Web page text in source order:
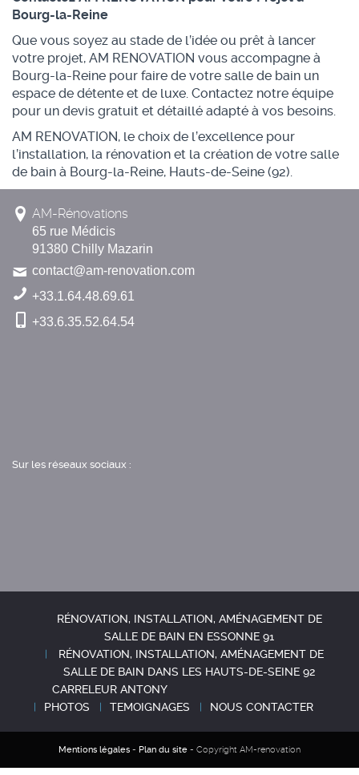
Bourg-la-Reine
Que vous soyez au stade de l’idée ou prêt à lancer
votre projet, AM RENOVATION vous accompagne à
Bourg-la-Reine pour faire de votre salle de bain un
espace de détente et de luxe. Contactez notre équipe
pour un devis gratuit et détaillé adapté à vos besoins.
AM RENOVATION, le choix de l’excellence pour
l’installation, la rénovation et la création de votre salle
de bain à Bourg-la-Reine, Hauts-de-Seine (92).
AM-Rénovations
65 rue Médicis
91380 Chilly Mazarin
contact@am-renovation.com
+33.1.64.48.69.61
+33.6.35.52.64.54
Sur les réseaux sociaux :
RÉNOVATION, INSTALLATION, AMÉNAGEMENT DE
SALLE DE BAIN EN ESSONNE 91
RÉNOVATION, INSTALLATION, AMÉNAGEMENT DE
SALLE DE BAIN DANS LES HAUTS-DE-SEINE 92
CARRELEUR ANTONY
PHOTOS
TEMOIGNAGES NOUS CONTACTER
Mentions légales - Plan du site - Copyright AM-renovation